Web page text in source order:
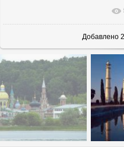
В
Добавлено